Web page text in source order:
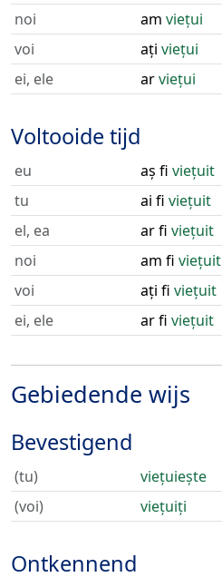
noi
am viețui
voi
ați viețui
ei, ele
arviețui
Voltooide tijd
eu aș fi viețuit
tu
ai fi viețuit
el, ea
ar fi viețuit
noi
am fi viețuit
voi
ați fi viețuit
ei, ele
ar fi viețuit
Gebiedende wijs
Bevestigend
(tu)
viețuiește
(voi)
viețuiți
Ontkennend